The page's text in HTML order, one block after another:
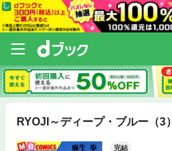
RYOJI～ディープ・ブルー（3）
完結